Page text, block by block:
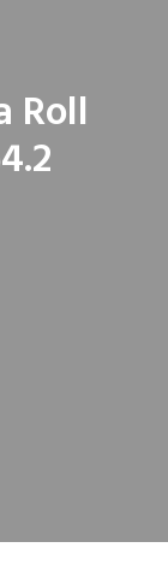
Roll